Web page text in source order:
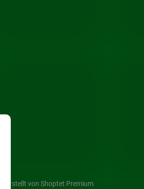
Erstellt von Shoptet Premium